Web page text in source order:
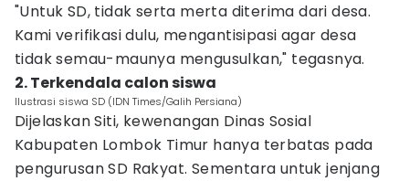
"Untuk SD, tidak serta merta diterima dari desa.
Kami verifikasi dulu, mengantisipasi agar desa
tidak semau-maunya mengusulkan," tegasnya.
2. Terkendala calon siswa
Ilustrasi siswa SD (IDN Times/Galih Persiana)
Dijelaskan Siti, kewenangan Dinas Sosial
Kabupaten Lombok Timur hanya terbatas pada
pengurusan SD Rakyat. Sementara untuk jenjang